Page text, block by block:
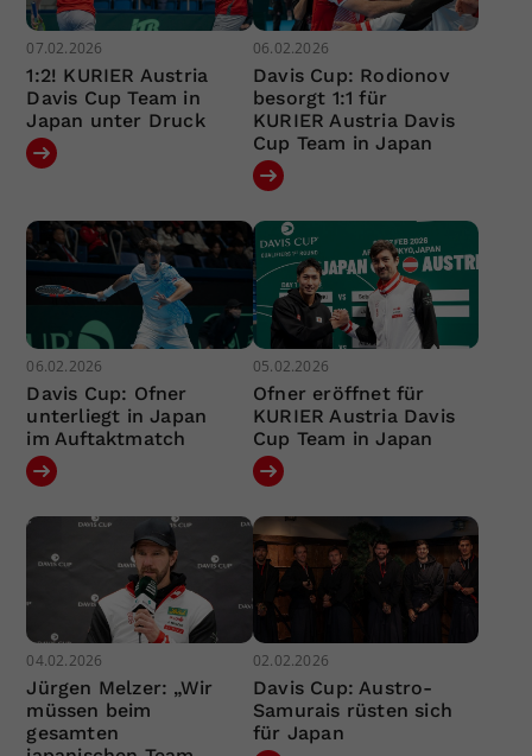
07.02.2026
1:2! KURIER Austria
Davis Cup Team in
Japan unter Druck
06.02.2026
Davis Cup: Rodionov
besorgt 1:1 für
KURIER Austria Davis
Cup Team in Japan
06.02.2026
Davis Cup: Ofner
unterliegt in Japan
im Auftaktmatch
05.02.2026
Ofner eröffnet für
KURIER Austria Davis
Cup Team in Japan
04.02.2026
Jürgen Melzer: „Wir
müssen beim
gesamten
02.02.2026
Davis Cup: Austro-
Samurais rüsten sich
für Japan